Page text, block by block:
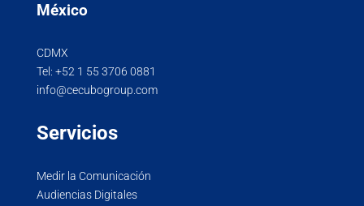
México
CDMX
Tel: +52 1 55 3706 0881
info@cecubogroup.com
Servicios
Medir la Comunicación
Audiencias Digitales